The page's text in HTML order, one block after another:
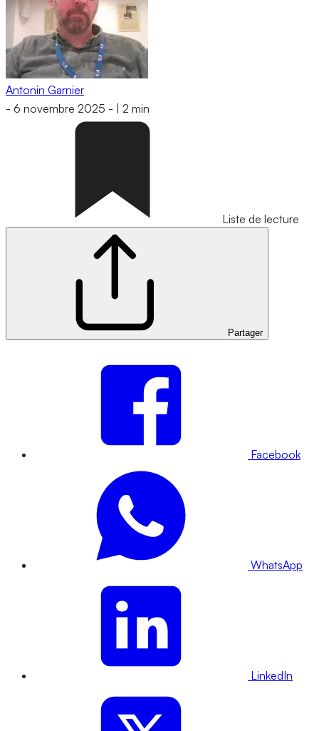
Antonin Garnier
- 6 novembre 2025 - 2 min
Liste de lecture
Partager
Facebook
WhatsApp
LinkedIn